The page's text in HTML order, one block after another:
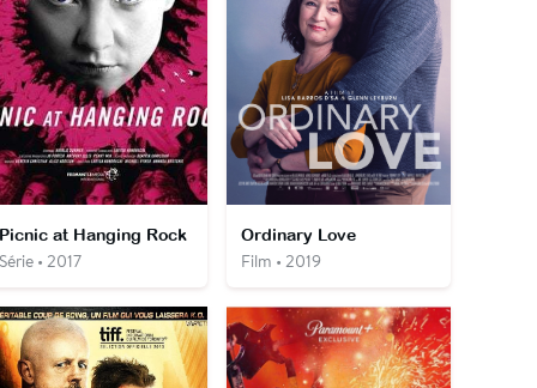
at Hanging Rock
• 2017
Ordinary Love
Film • 2019